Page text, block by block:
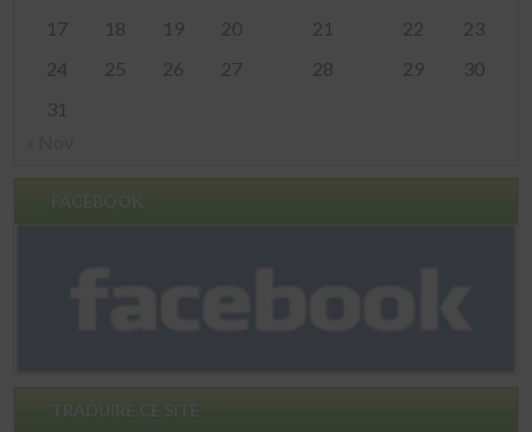
17
18 19 20 21 22
23
24
25 26 27 28 29
30
31
FACEBOOK
TRADUIRE CE SITE